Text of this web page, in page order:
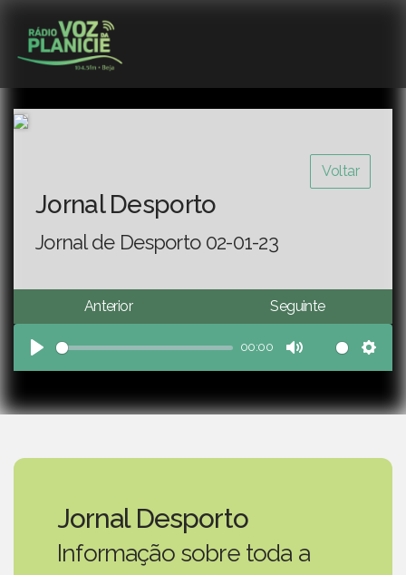
Voltar
Jornal Desporto
Jornal de Desporto 02-01-23
Anterior Seguinte
Play
00:00
Mute
Jornal Desporto
Informação sobre toda a